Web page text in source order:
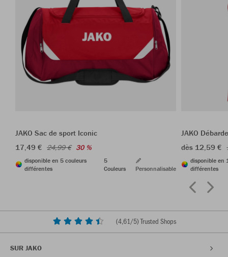
JAKO Sac de sport Iconic
17,49 € 24,99 € 30 %
disponible en 5 couleurs
différentes
5
Couleurs
Personnalisable
JAKO
dès 12,59 €
disponible en
différentes
(4,61/5) Trusted Shops
SUR JAKO